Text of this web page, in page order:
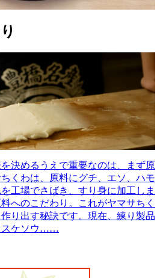
決めるうえで重要なのは、まず原
くわは、原料にグチ、エソ、ハモ
工場でさばき、すり身に加工しま
へのこだわり。これがヤマサちく
り出す秘訣です。現在、練り製品
スケソウ……